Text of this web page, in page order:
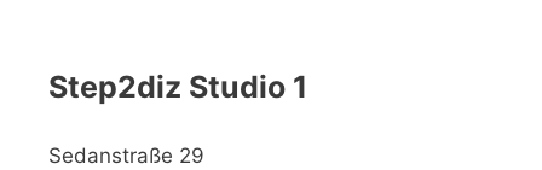
Step2diz Studio 1
Sedanstraße 29